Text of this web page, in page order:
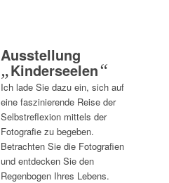
Ausstellung
„Kinderseelen“
Ich lade Sie dazu ein, sich auf
eine faszinierende Reise der
Selbstreflexion mittels der
Fotografie zu begeben.
Betrachten Sie die Fotografien
und entdecken Sie den
Regenbogen Ihres Lebens.